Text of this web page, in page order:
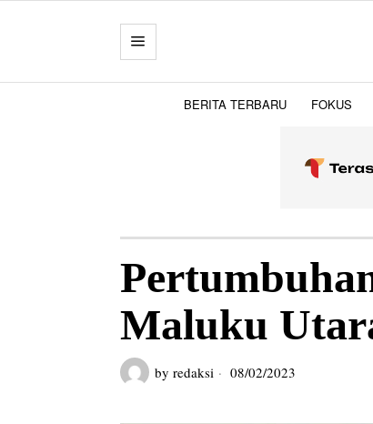
BERITA TERBARU FOKUS
Maluku
by redaksi 08/02/2023